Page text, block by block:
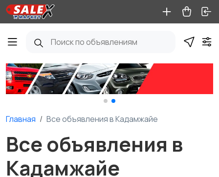
Главная Все объявления в Кадамжайе
Все объявления в
Кадамжайе